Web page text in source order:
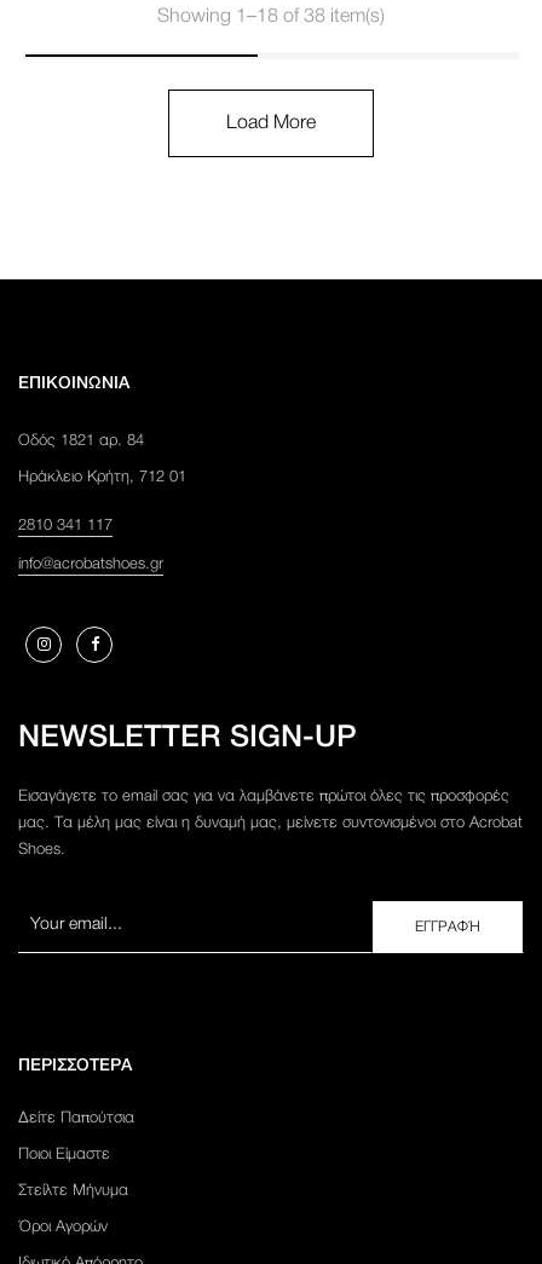
Showing 1–18 of 38 item(s)
Load More
ΕΠΙΚΟΙΝΩΝΊΑ
Οδός 1821 αρ. 84
Ηράκλειο Κρήτη, 712 01
2810 341 117
info@acrobatshoes.gr
NEWSLETTER SIGN-UP
Εισαγάγετε το email σας για να λαμβάνετε πρώτοι όλες τις προσφορές
μας. Τα μέλη μας είναι η δυναμή μας, μείνετε συντονισμένοι στο Acrobat
Shoes.
ΠΕΡΙΣΣΟΤΕΡΑ
Δείτε Παπούτσια
Ποιοι Είμαστε
Στείλτε Μήνυμα
Όροι Αγορών